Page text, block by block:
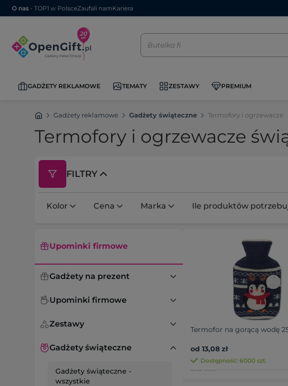
O nas - TOP1 w PolsceZaufali namKariera
GADŻETY REKLAMOWE TEMATY ZESTAWY PREMIUM
Gadżety reklamowe Gadżety świąteczne Termofory i ogrzewacze
Termofory i ogrzewacze
FILTRY
Kolor Cena Marka Ile produktów
Upominki firmowe
Gadżety na prezent
Upominki firmowe
Zestawy
Gadżety świąteczne
Gadżety świąteczne -
wszystkie
Termofor na gorącą wodę
od 13,08 zł
Dostępność: 6000 szt.